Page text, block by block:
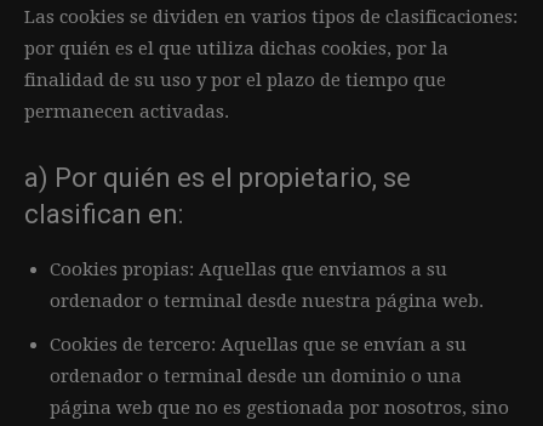
Las cookies se dividen en varios tipos de clasificaciones:
por quién es el que utiliza dichas cookies, por la
finalidad de su uso y por el plazo de tiempo que
permanecen activadas.
a) Por quién es el propietario, se
clasifican en:
Cookies propias: Aquellas que enviamos a su
ordenador o terminal desde nuestra página web.
Cookies de tercero: Aquellas que se envían a su
ordenador o terminal desde un dominio o una
página web que no es gestionada por nosotros, sino